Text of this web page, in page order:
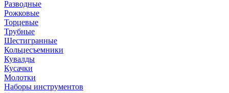
Разводные
Рожковые
Торцевые
Трубные
Шестигранные
Кольцесъемники
Кувалды
Кусачки
Молотки
Наборы инструментов